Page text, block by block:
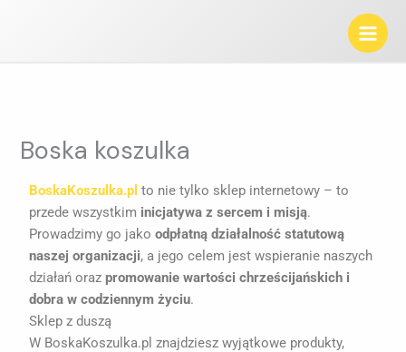
Boska koszulka
BoskaKoszulka.pl to nie tylko sklep internetowy – to
przede wszystkim inicjatywa z sercem i misją.
Prowadzimy go jakoodpłatną działalność statutową
naszej organizacji, a jego celem jest wspieranie naszych
działań orazpromowanie wartości chrześcijańskich i
dobra w codziennym życiu.
Sklep z duszą
W BoskaKoszulka.pl znajdziesz wyjątkowe produkty,